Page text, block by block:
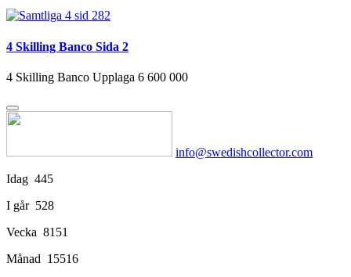
4 Skilling Banco Sida 2
4 Skilling Banco Upplaga 6 600 000
info@swedishcollector.com
Idag 445
I går 528
Vecka 8151
Månad 15516